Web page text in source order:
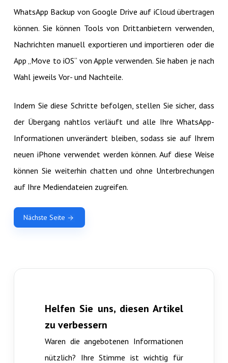
WhatsApp Backup von Google Drive auf iCloud übertragen
können. Sie können Tools von Drittanbietern verwenden,
Nachrichten manuell exportieren und importieren oder die
App „Move to iOS“ von Apple verwenden. Sie haben je nach
Wahl jeweils Vor- und Nachteile.
Indem Sie diese Schritte befolgen, stellen Sie sicher, dass
der Übergang nahtlos verläuft und alle Ihre WhatsApp-
Informationen unverändert bleiben, sodass sie auf Ihrem
neuen iPhone verwendet werden können. Auf diese Weise
können Sie weiterhin chatten und ohne Unterbrechungen
auf Ihre Mediendateien zugreifen.
Nächste Seite
Helfen Sie uns, diesen Artikel
zu verbessern
Waren die angebotenen Informationen
nützlich? Ihre Stimme ist wichtig für